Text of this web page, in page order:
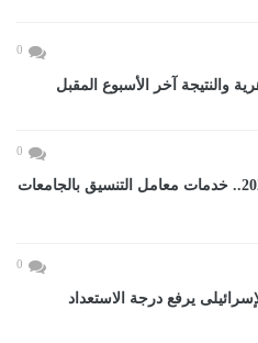
0
والنتيجة آخر الأسبوع المقبل
0
تنسيق المرحلة الأولى 2026.. خدمات معامل التنسيق بالجامعات
0
يرفع درجة الاستعداد